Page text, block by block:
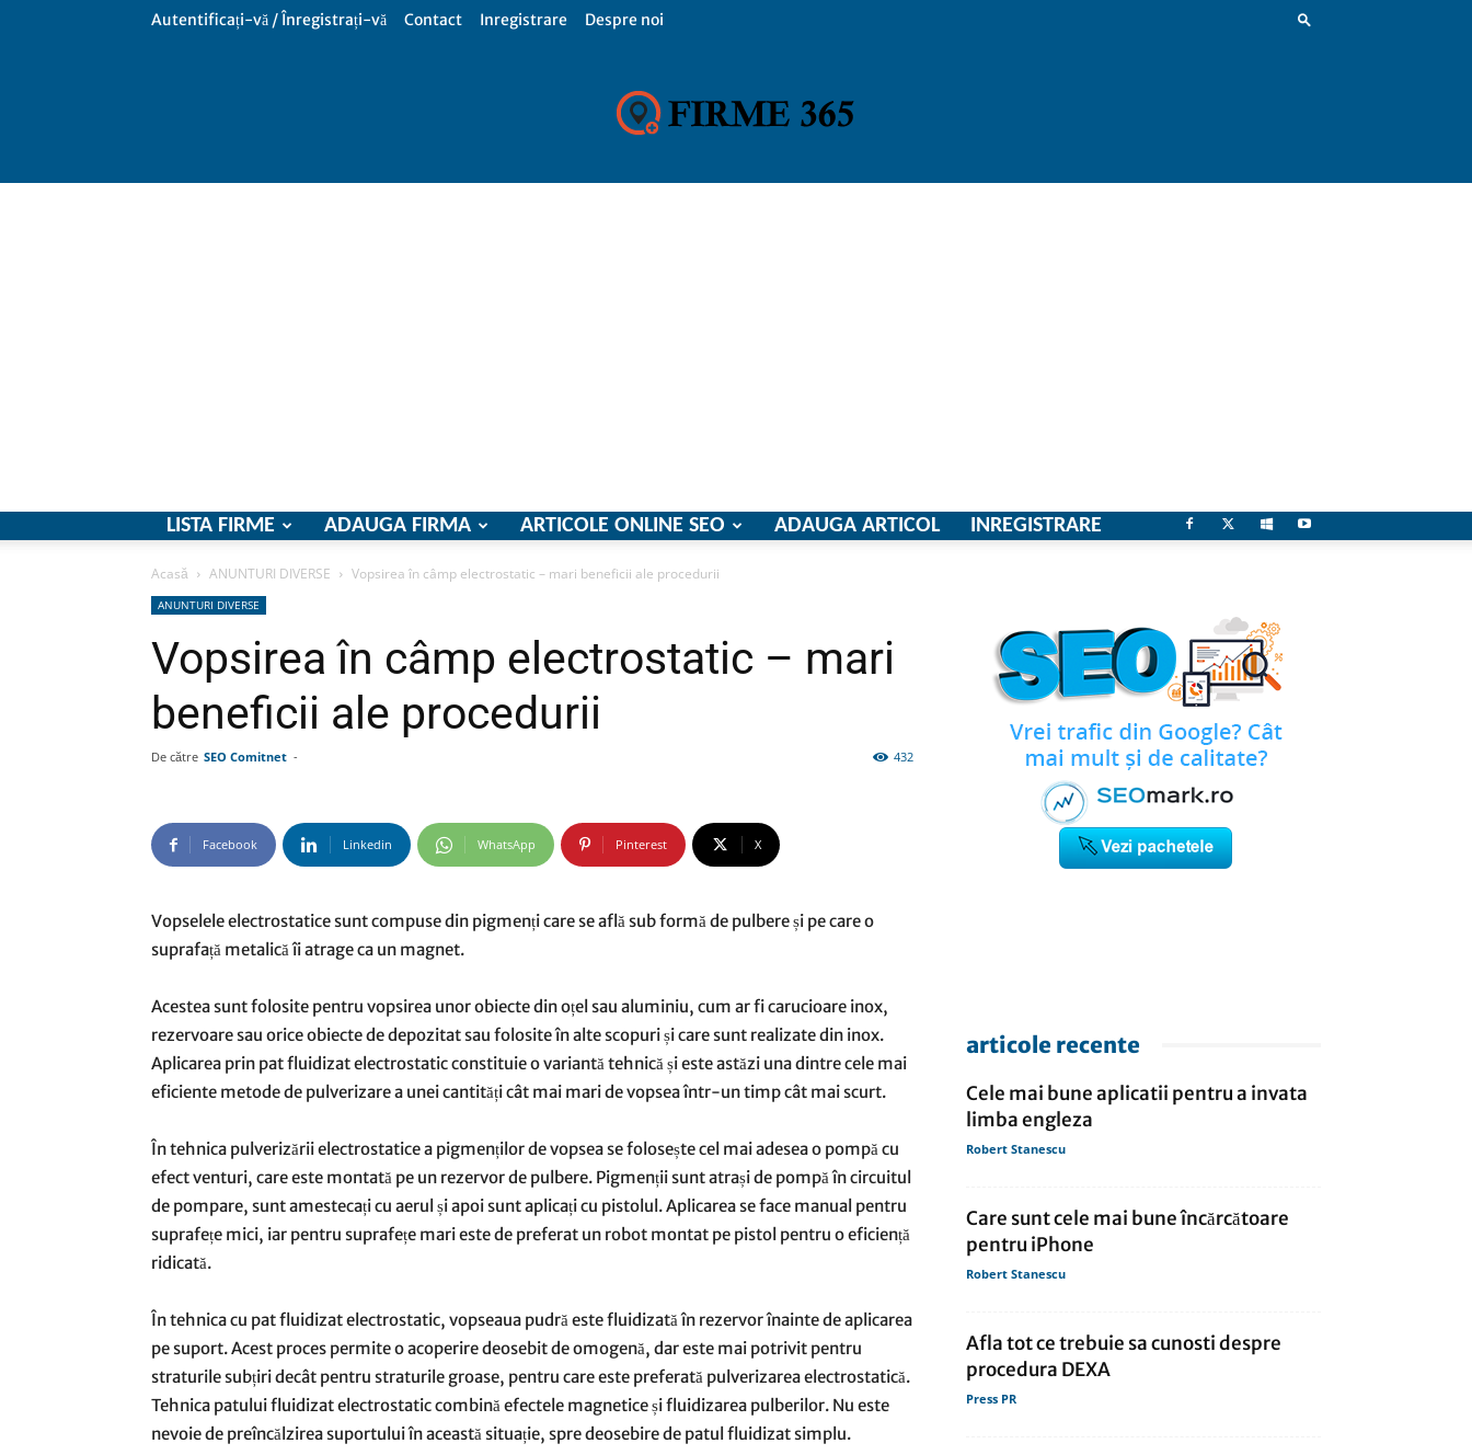
Autentificați-vă / Înregistrați-vă Contact Inregistrare Despre noi
comunicate
de
presa
LISTA FIRME ADAUGA FIRMA ARTICOLE ONLINE SEO ADAUGA ARTICOL INREGISTRARE
Acasă ANUNTURI DIVERSE Vopsirea în câmp electrostatic – mari beneficii ale procedurii
ANUNTURI DIVERSE
Vopsirea în câmp electrostatic – mari
beneficii ale procedurii
De către SEO Comitnet - 432
Facebook Linkedin WhatsApp Pinterest X
Vopselele electrostatice sunt compuse din pigmenți care se află sub formă de pulbere și pe care o
suprafață metalică îi atrage ca un magnet.
Acestea sunt folosite pentru vopsirea unor obiecte din oțel sau aluminiu, cum ar ficarucioare inox,
rezervoare sau orice obiecte de depozitat sau folosite în alte scopuri și care sunt realizate din inox.
Aplicarea prin pat fluidizat electrostatic constituie o variantă tehnică și este astăzi una dintre cele mai
eficiente metode de pulverizare a unei cantități cât mai mari de vopsea într-un timp cât mai scurt.
În tehnica pulverizării electrostatice a pigmenților de vopsea se folosește cel mai adesea o pompă cu
efect venturi, care este montată pe un rezervor de pulbere. Pigmenții sunt atrași de pompă în circuitul
de pompare, sunt amestecați cu aerul și apoi sunt aplicați cu pistolul. Aplicarea se face manual pentru
suprafețe mici, iar pentru suprafețe mari este de preferat un robot montat pe pistol pentru o eficiență
ridicată.
În tehnica cu pat fluidizat electrostatic, vopseaua pudră este fluidizată în rezervor înainte de aplicarea
pe suport. Acest proces permite o acoperire deosebit de omogenă, dar este mai potrivit pentru
straturile subțiri decât pentru straturile groase, pentru care este preferată pulverizarea electrostatică.
Tehnica patului fluidizat electrostatic combină efectele magnetice și fluidizarea pulberilor. Nu este
nevoie de preîncălzirea suportului în această situație, spre deosebire de patul fluidizat simplu.
articole recente
Cele mai bune aplicatii pentru a invata
limba engleza
Robert Stanescu
Care sunt cele mai bune încărcătoare
pentru iPhone
Robert Stanescu
Afla tot ce trebuie sa cunosti despre
procedura DEXA
Press PR